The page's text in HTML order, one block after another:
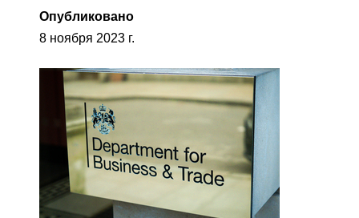
Опубликовано
8 ноября 2023 г.